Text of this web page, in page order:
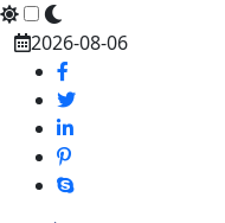
Skip
content
2026-08-06